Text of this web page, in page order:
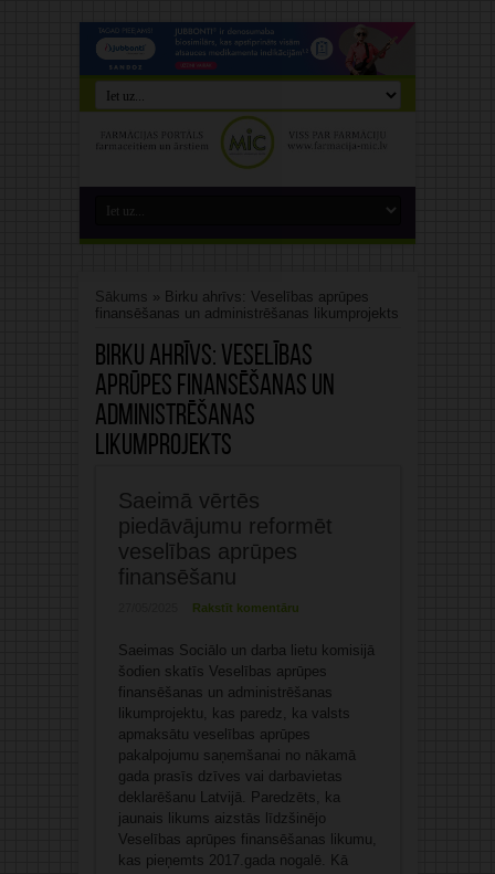
Sākums » Birku ahrīvs: Veselības aprūpes
finansēšanas un administrēšanas likumprojekts
Birku ahrīvs: Veselības
aprūpes finansēšanas un
administrēšanas
likumprojekts
Saeimā vērtēs
piedāvājumu reformēt
veselības aprūpes
finansēšanu
Rakstīt komentāru
Saeimas Sociālo un darba lietu komisijā
šodien skatīs Veselības aprūpes
finansēšanas un administrēšanas
likumprojektu, kas paredz, ka valsts
apmaksātu veselības aprūpes
pakalpojumu saņemšanai no nākamā
gada prasīs dzīves vai darbavietas
deklarēšanu Latvijā. Paredzēts, ka
jaunais likums aizstās līdzšinējo
Veselības aprūpes finansēšanas likumu,
kas pieņemts 2017.gada nogalē. Kā